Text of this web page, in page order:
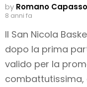
by Romano Capasso
8 anni fa
Il San Nicola
dopo la prima
valido per la
combattutissima,